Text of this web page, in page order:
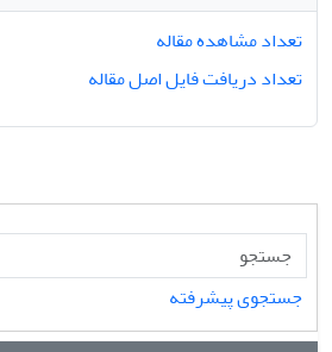
تعداد مشاهده مقاله
تعداد دریافت فایل اصل مقاله
جستجوی پیشرفته